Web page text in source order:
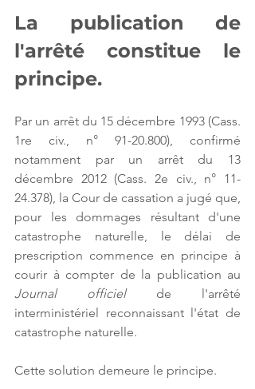
La publication de
l'arrêté constitue le
principe.
Par un arrêt du 15 décembre 1993 (Cass.
1re civ., n° 91-20.800), confirmé
notamment par un arrêt du 13
décembre 2012 (Cass. 2e civ., n° 11-
24.378), la Cour de cassation a jugé que,
pour les dommages résultant d'une
catastrophe naturelle, le délai de
prescription commence en principe à
Journal officiel de l'arrêté
interministériel reconnaissant l'état de
catastrophe naturelle.
Cette solution demeure le principe.